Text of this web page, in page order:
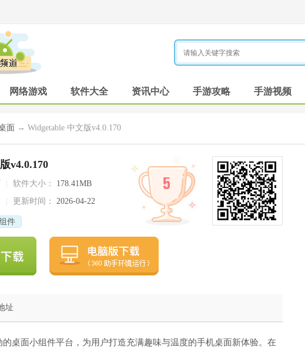
网络游戏 软件大全 资讯中心 手游攻略 手游视频
面 → Widgetable 中文版v4.0.170
v4.0.170
软件大小：
178.41MB
更新时间： 2026-04-22
件
5
址
桌面小组件平台，为用户打造充满趣味与温度的手机桌面新体验。在